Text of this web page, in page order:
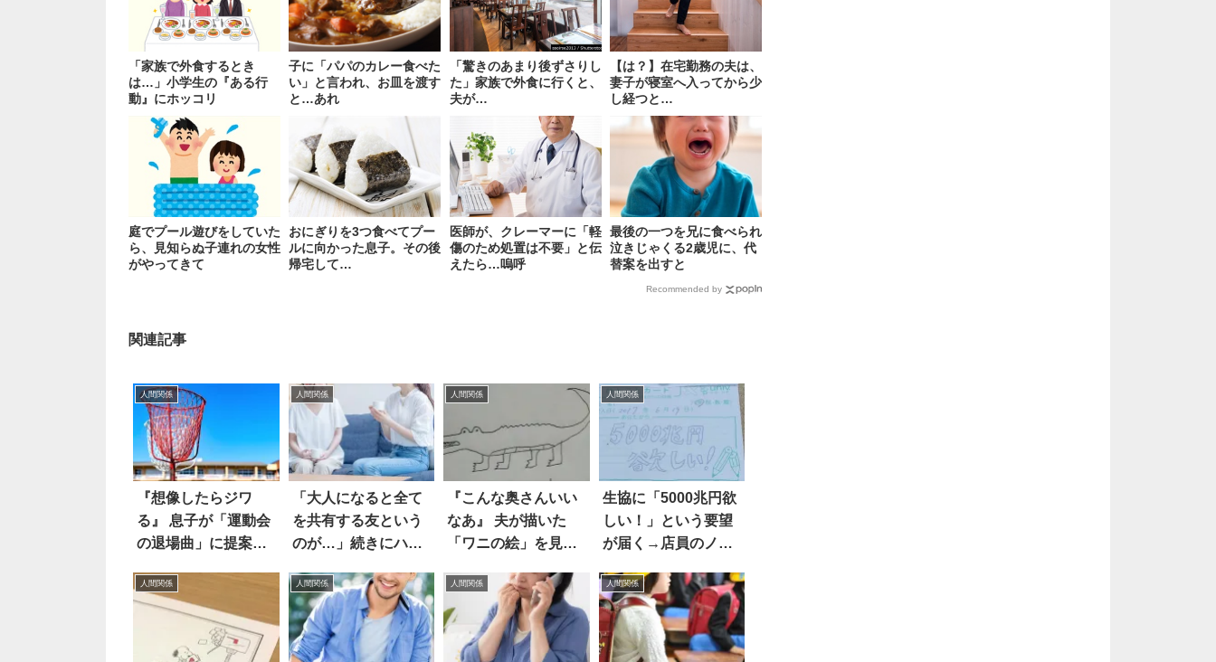
「家族で外食するとき
は…」小学生の『ある行
動』にホッコリ
子に「パパのカレー食べた
い」と言われ、お皿を渡す
と…あれ
「驚きのあまり後ずさりし
た」家族で外食に行くと、
夫が…
【は？】在宅勤務の夫は、
妻子が寝室へ入ってから少
し経つと…
庭でプール遊びをしていた
ら、見知らぬ子連れの女性
がやってきて
おにぎりを3つ食べてプー
ルに向かった息子。その後
帰宅して…
医師が、クレーマーに「軽
傷のため処置は不要」と伝
えたら…嗚呼
最後の一つを兄に食べられ
泣きじゃくる2歳児に、代
替案を出すと
Recommended by
関連記事
人間関係
『想像したらジワ
る』 息子が「運動会
の退場曲」に提案し
人間関係
「大人になると全て
を共有する友という
のが…」続きにハッ
人間関係
『こんな奥さんいい
なあ』 夫が描いた
「ワニの絵」を見
た結果？
人間関係
生協に「5000兆円欲
しい！」という要望
が届く→店員のノリ
人間関係 人間関係 人間関係 人間関係